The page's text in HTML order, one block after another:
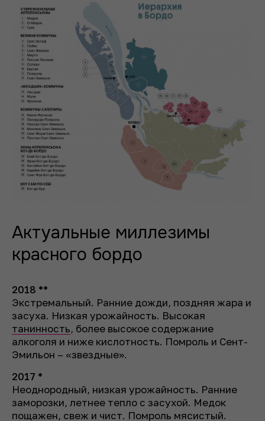
Актуальные миллезимы
красного бордо
2018 **
Экстремальный. Ранние дожди, поздняя жара и
засуха. Низкая урожайность. Высокая
танинность, более высокое содержание
алкоголя и ниже кислотность. Помроль и Сент-
Эмильон – «звездные».
2017 *
Неоднородный, низкая урожайность. Ранние
заморозки, летнее тепло с засухой. Медок
пощажен, свеж и чист. Помроль мясистый.